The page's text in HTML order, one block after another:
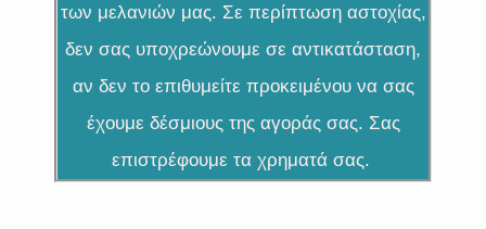
των μελανιών μας. Σε περίπτωση αστοχίας,
δεν σας υποχρεώνουμε σε αντικατάσταση,
αν δεν το επιθυμείτε προκειμένου να σας
έχουμε δέσμιους της αγοράς σας. Σας
επιστρέφουμε τα χρηματά σας.